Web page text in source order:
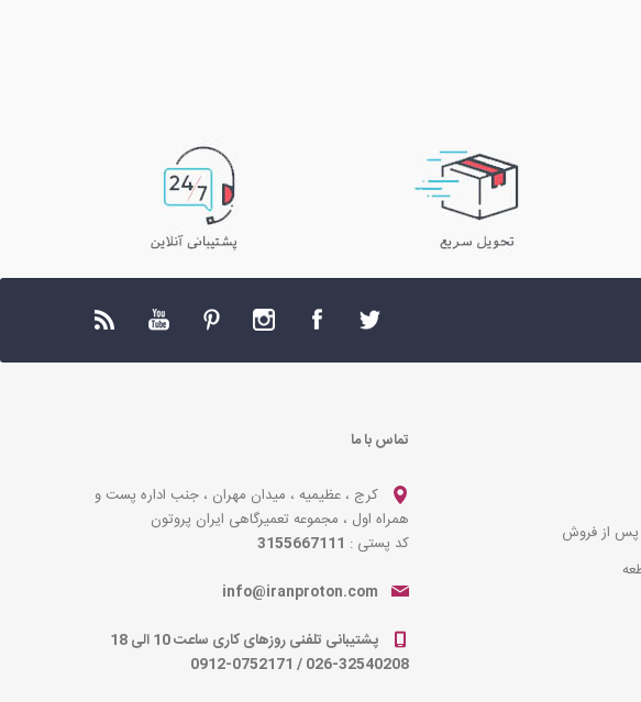
پس از فروش
تماس با ما
کرج ، عظیمیه ، میدان مهران ، جنب اداره پست و
همراه اول ، مجموعه تعمیرگاهی ایران پروتون
کد پستی : 3155667111
info@iranproton.com
پشتیبانی تلفنی روزهای کاری ساعت 10 الی 18
026-32540208
/
0912-0752171